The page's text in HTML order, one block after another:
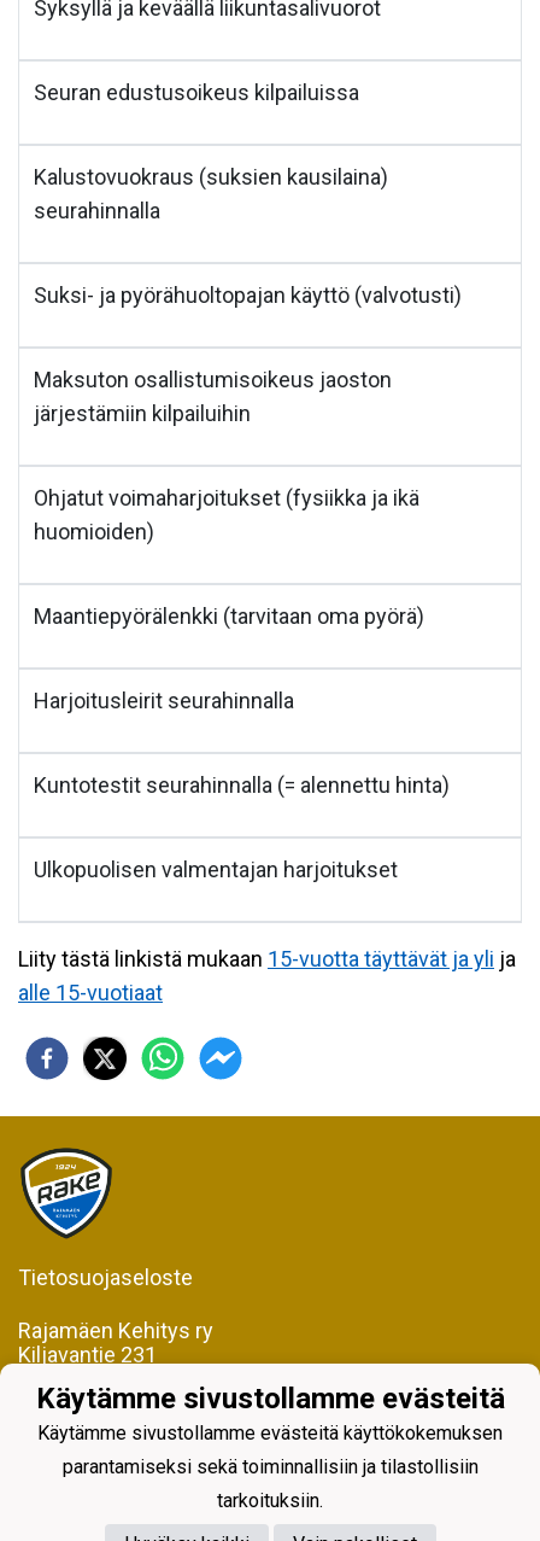
Syksyllä ja keväällä liikuntasalivuorot
Seuran edustusoikeus kilpailuissa
Kalustovuokraus (suksien kausilaina)
seurahinnalla
Suksi- ja pyörähuoltopajan käyttö (valvotusti)
Maksuton osallistumisoikeus jaoston
järjestämiin kilpailuihin
Ohjatut voimaharjoitukset (fysiikka ja ikä
huomioiden)
Maantiepyörälenkki (tarvitaan oma pyörä)
Harjoitusleirit seurahinnalla
Kuntotestit seurahinnalla (= alennettu hinta)
Ulkopuolisen valmentajan harjoitukset
Liity tästä linkistä mukaan 15-vuotta täyttävät ja yli ja
alle 15-vuotiaat
Tietosuojaseloste
Rajamäen Kehitys ry
Kiljavantie 231
Y-tunnus 0598128-2
Käytämme sivustollamme evästeitä
Käytämme sivustollamme evästeitä käyttökokemuksen
parantamiseksi sekä toiminnallisiin ja tilastollisiin
tarkoituksiin.